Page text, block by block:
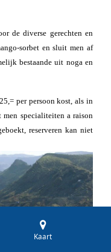
de diverse gerechten en
sorbet en sluit men af
bestaande uit noga en
per persoon kost, als in
men specialiteiten a raison
reserveren kan niet
Kaart